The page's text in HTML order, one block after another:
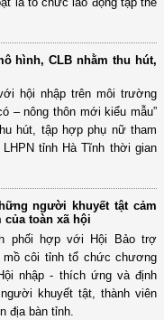
hình, CLB nhằm thu hút,
hội nhập trên môi trường
– nông thôn mới kiểu mẫu”
hút, tập hợp phụ nữ tham
tỉnh Hà Tĩnh thời gian
người khuyết tật cảm
toàn xã hội
phối hợp với Hội Bảo trợ
côi tỉnh tổ chức chương
nhập - thích ứng và định
khuyết tật, thành viên
địa bàn tỉnh.